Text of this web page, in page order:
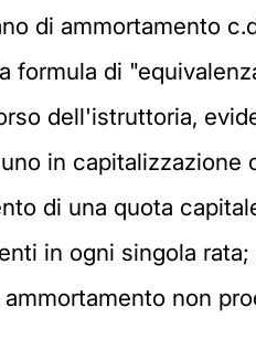
di ammortamento
formula di
dell'istruttoria,
in capitalizzazione
di una quota
in ogni singola rata;
non